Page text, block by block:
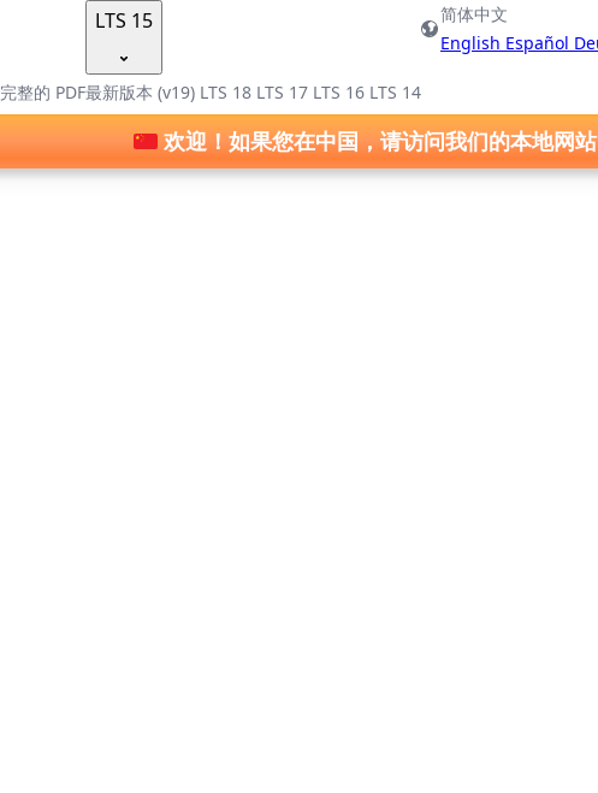
完整的 PDF
LTS 15
最新版本 (v19) LTS 18 LTS 17 LTS 16 LTS 14
简体中文
English Español
欢迎！如果您在中国，请访问我们的本地网